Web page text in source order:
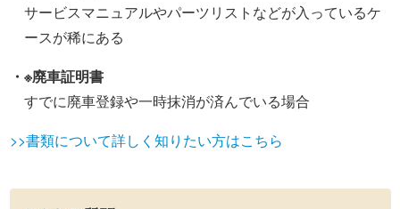
サービスマニュアルやパーツリストなどが入っているケ
ースが稀にある
・※廃車証明書
すでに廃車登録や一時抹消が済んでいる場合
>>書類について詳しく知りたい方はこちら